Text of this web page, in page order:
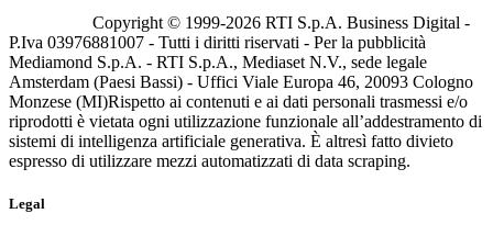
Copyright © 1999-2026 RTI S.p.A. Business Digital -
P.Iva 03976881007 - Tutti i diritti riservati - Per la pubblicità
Mediamond S.p.A. - RTI S.p.A., Mediaset N.V., sede legale
Amsterdam (Paesi Bassi) - Uffici Viale Europa 46, 20093 Cologno
Monzese (MI)Rispetto ai contenuti e ai dati personali trasmessi e/o
riprodotti è vietata ogni utilizzazione funzionale all’addestramento di
sistemi di intelligenza artificiale generativa. È altresì fatto divieto
espresso di utilizzare mezzi automatizzati di data scraping.
Legal